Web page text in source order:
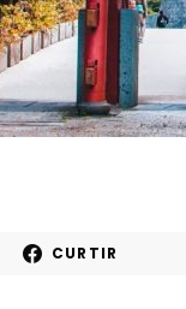
CURTIR